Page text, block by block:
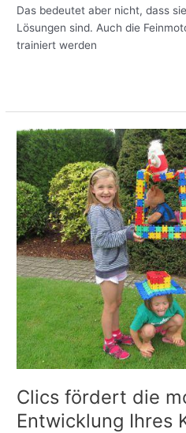
Das bedeutet aber nicht, dass
Lösungen sind. Auch die
trainiert werden
Clics fördert die
Entwicklung Ihres
Clics
fördert
die
motorische
Entwicklung
Ihres
Kindes